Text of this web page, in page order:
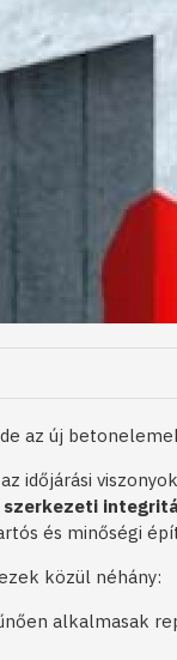
az új
időjárási
és minőségi
közül néhány:
alkalmasak